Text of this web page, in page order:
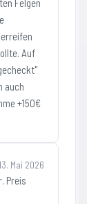
Felgen
Auf
auch
+150€
Mai 2026
Preis